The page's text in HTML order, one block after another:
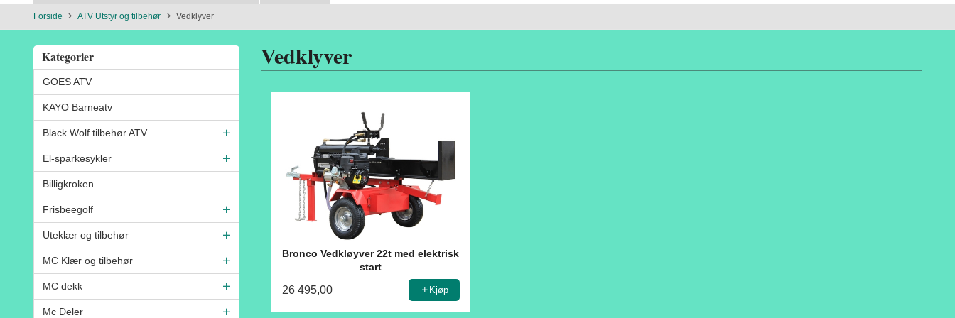
Forside ATV Utstyr og tilbehør Vedklyver
Kategorier
GOES ATV
KAYO Barneatv
Black Wolf tilbehør ATV
El-sparkesykler
Billigkroken
Frisbeegolf
Uteklær og tilbehør
MC Klær og tilbehør
MC dekk
Mc Deler
Vedklyver
Bronco Vedkløyver 22t med elektrisk
start
26 495,00 Kjøp